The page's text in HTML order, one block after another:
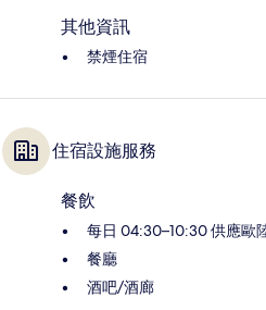
其他資訊
禁煙住宿
住宿設施服務
餐飲
每日 04:30–10:30 供應歐
餐廳
酒吧/酒廊